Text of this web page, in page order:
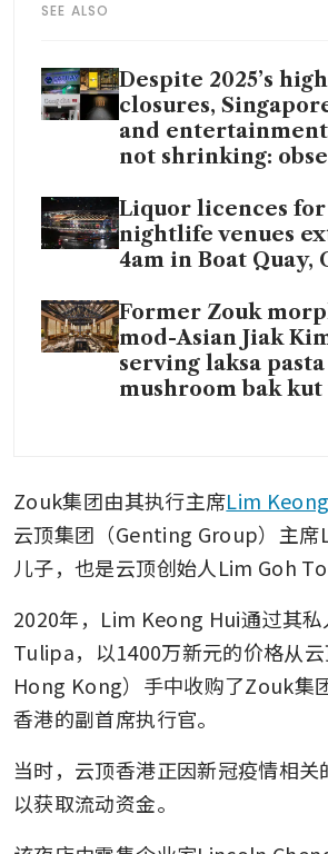
SEE ALSO
Despite 2025’s
closures,
and
not shrinking:
Liquor licences for
nightlife venues
4am in Boat Quay,
Former Zouk
mod-Asian Jiak
serving laksa
mushroom bak
Zouk集团由其执行主席Lim
云顶集团（Genting Group）主
儿子，也是云顶创始人Lim Goh
2020年，Lim Keong Hui通过其私
Tulipa，以1400万新元的价格从
Hong Kong）手中收购了Zouk集
香港的副首席执行官。
当时，云顶香港正因新冠疫情相关
以获取流动资金。